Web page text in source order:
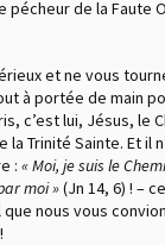
pécheur de la Faute
et ne vous
à portée de main
c’est lui, Jésus, le
Trinité Sainte. Et il
: « Moi, je suis le
moi »(Jn 14, 6) ! –
nous vous